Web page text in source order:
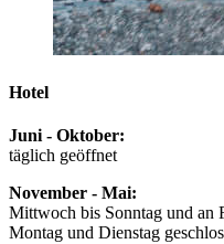
Hotel
Juni - Oktober:
täglich geöffnet
November - Mai:
Mittwoch bis Sonntag und an
Montag und Dienstag